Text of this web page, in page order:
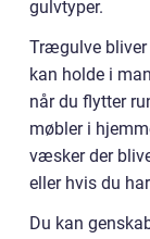
gulvtyper.
Trægulve bliver
kan holde i
når du flytter
møbler i
væsker der
eller hvis du
Du kan